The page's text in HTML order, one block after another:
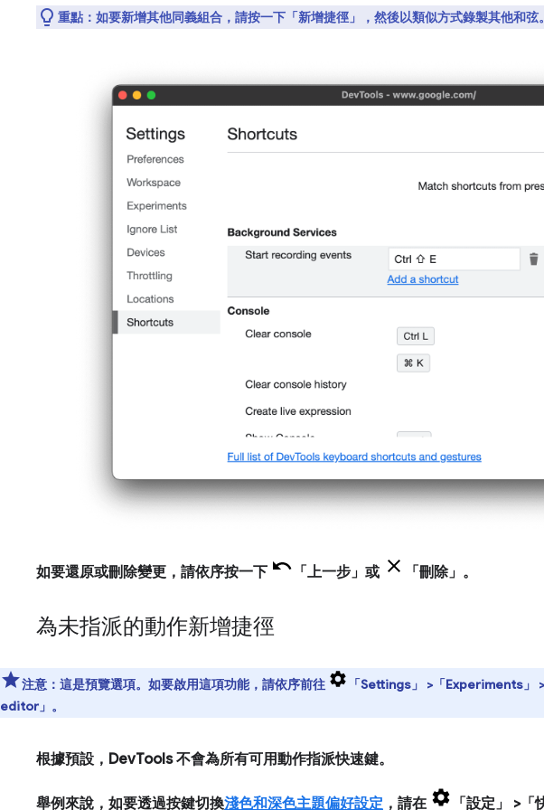
重點： 如要新增其他同義組合，請按一下「新增捷徑」 ，然後以類似方式錄製其他和弦
如要還原或刪除變更，請依序按一下 「上一步」 或 「刪除」 。
為未指派的動作新增捷徑
注意： 這是預覽選項。如要啟用這項功能，請依序前往 「Settings」 >「Experiments」
editor」 。
根據預設，DevTools 不會為所有可用動作指派快速鍵。
舉例來說，如要透過按鍵切換淺色和深色主題偏好設定 ，請在 「設定」 >「